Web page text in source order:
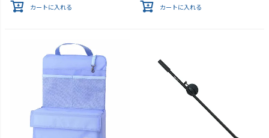
カートに入れる カートに入れる